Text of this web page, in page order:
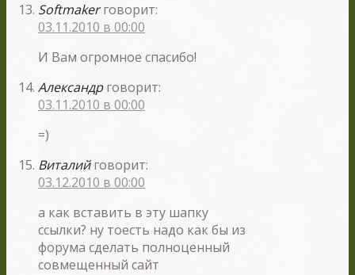
Softmaker говорит:
03.11.2010 в 00:00
И Вам огромное спасибо!
Александр говорит:
03.11.2010 в 00:00
=)
Виталий говорит:
03.12.2010 в 00:00
а как вставить в эту шапку
ссылки? ну тоесть надо как бы из
форума сделать полноценный
совмещенный сайт